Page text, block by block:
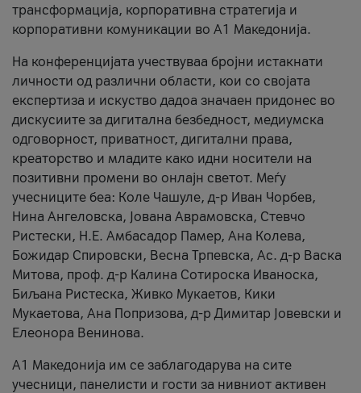
трансформација, корпоративна стратегија и
корпоративни комуникации во А1 Македонија.
На конференцијата учествуваа бројни истакнати
личности од различни области, кои со својата
експертиза и искуство дадоа значаен придонес во
дискусиите за дигитална безбедност, медиумска
одговорност, приватност, дигитални права,
креаторство и младите како идни носители на
позитивни промени во онлајн светот. Меѓу
учесниците беа: Коле Чашуле, д-р Иван Чорбев,
Нина Ангеловска, Јована Аврамовска, Стевчо
Ристески, Н.Е. Амбасадор Памер, Ана Колева,
Божидар Спировски, Весна Трпевска, Ас. д-р Васка
Митова, проф. д-р Калина Сотироска Иваноска,
Биљана Ристеска, Живко Мукаетов, Кики
Мукаетова, Ана Попризова, д-р Димитар Јовевски и
Елеонора Венинова.
А1 Македонија им се заблагодарува на сите
учесници, панелисти и гости за нивниот активен